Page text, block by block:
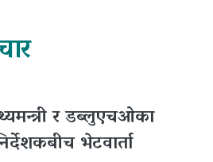
र डब्लुएचओका
भेटवार्ता